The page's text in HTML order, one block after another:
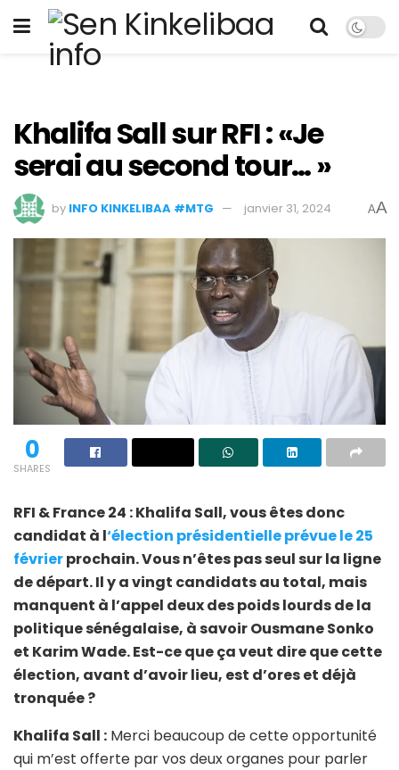
Khalifa Sall sur RFI : «Je
serai au second tour… »
by INFO KINKELIBAA #MTG janvier 31, 2024 AA
0
SHARES
RFI & France 24 : Khalifa Sall, vous êtes donc
candidat à l‘élection présidentielle prévue le 25
févrierprochain. Vous n’êtes pas seul sur la ligne
de départ. Il y a vingt candidats au total, mais
manquent à l’appel deux des poids lourds de la
politique sénégalaise, à savoir Ousmane Sonko
et Karim Wade. Est-ce que ça veut dire que cette
élection, avant d’avoir lieu, est d’ores et déjà
tronquée ?
Khalifa Sall : Merci beaucoup de cette opportunité
qui m’est offerte par vos deux organes pour parler